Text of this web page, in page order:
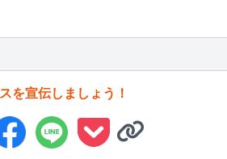
を宣伝しましょう！